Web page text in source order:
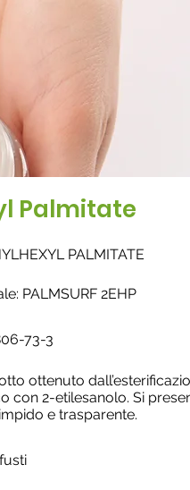
Palmitate
PALMITATE
PALMSURF 2EHP
73-3
ottenuto
con 2-etilesanolo. Si
e trasparente.